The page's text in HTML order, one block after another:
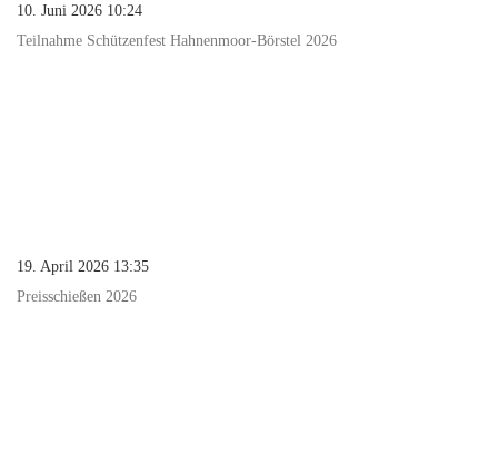
10. Juni 2026 10:24
Teilnahme Schützenfest Hahnenmoor-Börstel 2026
19. April 2026 13:35
Preisschießen 2026